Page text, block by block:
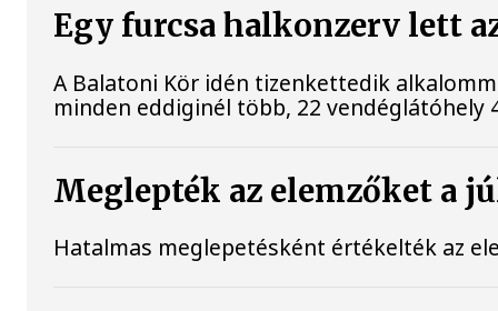
Egy furcsa halkonzerv lett
A Balatoni Kör idén tizenkettedik
minden eddiginél több, 22
Meglepték az elemzőket a
Hatalmas meglepetésként értékelték az